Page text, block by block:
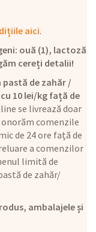
aici.
ouă (1), lactoză
cereți detalii!
de zahăr /
10 lei/kg față de
se livrează doar
comenzile
de 24 ore față de
a comenzilor
limită de
de zahăr/
ambalajele și